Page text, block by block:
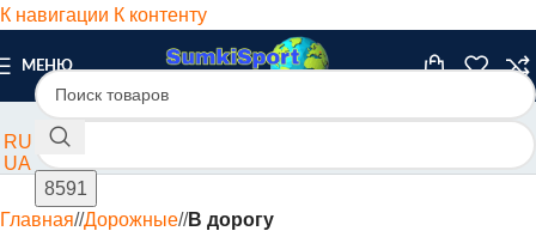
К навигации К контенту
МЕНЮ
RU
UA
Главная/ Дорожные/ В дорогу